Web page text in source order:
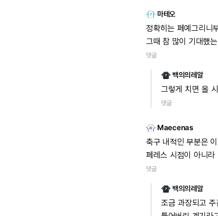
마테오
정확히는 페예그리니
그때참 많이 기대했
댓글
백의의레알
그렇게 치면 올
댓글
Maecenas
축구 내적인 부분은
페레스 시점이 아니라
댓글
백의의레알
조금 과장되고 주